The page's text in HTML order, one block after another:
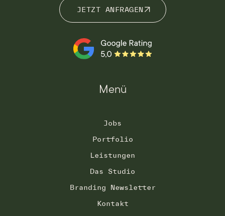
JETZT ANFRAGEN
Menü
Jobs
Portfolio
Leistungen
Das Studio
Branding Newsletter
Kontakt